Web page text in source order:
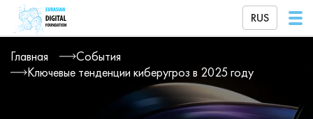
RUS
Главная
События
Ключевые тенденции киберугроз в 2025 году